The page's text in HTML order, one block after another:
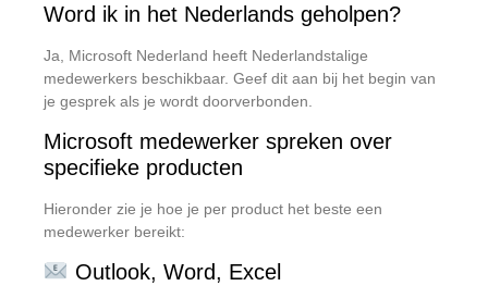
Word ik in het Nederlands geholpen?
Ja, Microsoft Nederland heeft Nederlandstalige
medewerkers beschikbaar. Geef dit aan bij het begin van
je gesprek als je wordt doorverbonden.
Microsoft medewerker spreken over
specifieke producten
Hieronder zie je hoe je per product het beste een
medewerker bereikt:
Outlook, Word, Excel